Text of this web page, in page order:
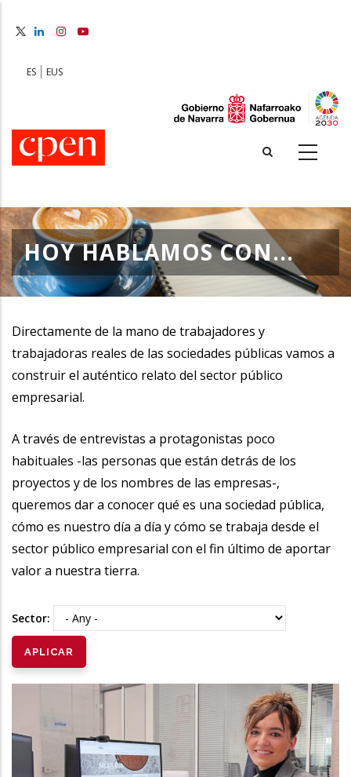
content
ES EUS
HOY HABLAMOS CON...
Directamente de la mano de trabajadores y
trabajadoras reales de las sociedades públicas vamos a
construir el auténtico relato del sector público
empresarial.
A través de entrevistas a protagonistas poco
habituales -las personas que están detrás de los
proyectos y de los nombres de las empresas-,
queremos dar a conocer qué es una sociedad pública,
cómo es nuestro día a día y cómo se trabaja desde el
sector público empresarial con el fin último de aportar
valor a nuestra tierra.
Sector: